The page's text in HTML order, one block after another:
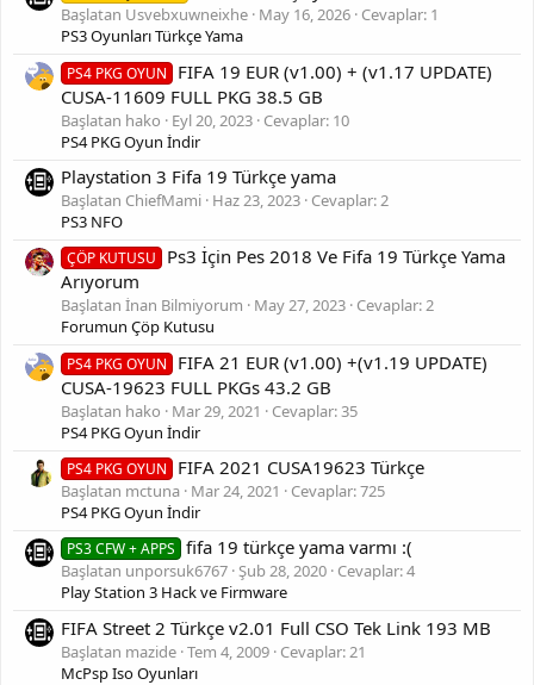
Başlatan Usvebxuwneixhe May 16, 2026 Cevaplar: 1
PS3 Oyunları Türkçe Yama
PS4 PKG OYUN
FIFA 19 EUR (v1.00) + (v1.17 UPDATE)
CUSA-11609 FULL PKG 38.5 GB
Başlatan hako Eyl 20, 2023 Cevaplar: 10
PS4 PKG Oyun İndir
Playstation 3 Fifa 19 Türkçe yama
Başlatan ChiefMami Haz 23, 2023 Cevaplar: 2
PS3 NFO
ÇÖP KUTUSU
Ps3 İçin Pes 2018 Ve Fifa 19 Türkçe Yama
Arıyorum
Başlatan İnan Bilmiyorum May 27, 2023 Cevaplar: 2
Forumun Çöp Kutusu
PS4 PKG OYUN
FIFA 21 EUR (v1.00) +(v1.19 UPDATE)
CUSA-19623 FULL PKGs 43.2 GB
Başlatan hako Mar 29, 2021
Cevaplar: 35
PS4 PKG Oyun İndir
PS4 PKG OYUN FIFA 2021 CUSA19623 Türkçe
Başlatan mctuna Mar 24, 2021
Cevaplar: 725
PS4 PKG Oyun İndir
PS3 CFW + APPS fifa 19 türkçe yama varmı :(
Başlatan unporsuk6767 Şub 28, 2020 Cevaplar: 4
Play Station 3 Hack ve Firmware
FIFA Street 2 Türkçe v2.01 Full CSO Tek Link 193 MB
Başlatan mazide Tem 4, 2009 Cevaplar: 21
McPsp Iso Oyunları